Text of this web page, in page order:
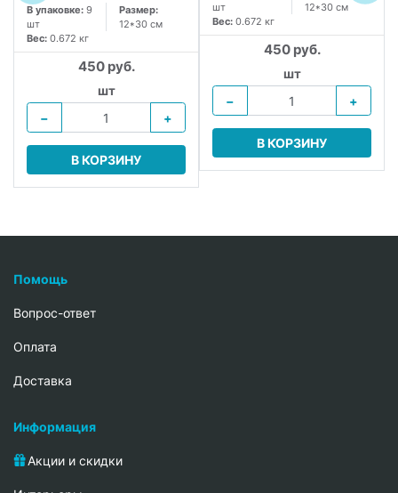
В упаковке: 9
шт
Размер:
12*30 см
Вес: 0.672 кг
450 руб.
шт
−
+
В КОРЗИНУ
шт
12*30 см
Вес: 0.672 кг
450 руб.
шт
−
+
В КОРЗИНУ
Помощь
Вопрос-ответ
Oплата
Доставка
Информация
Акции и скидки